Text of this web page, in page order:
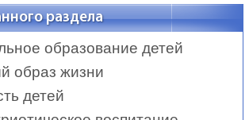
раздела
образование детей
образ жизни
детей